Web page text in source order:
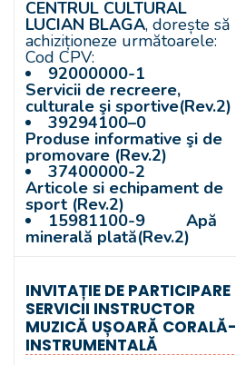
CENTRUL CULTURAL
LUCIAN BLAGA, dorește să
achiziționeze următoarele:
Cod CPV:
92000000-1
Servicii de recreere,
culturale şi sportive(Rev.2)
39294100–0
Produse informative şi de
promovare (Rev.2)
37400000-2
Articole si echipament de
sport (Rev.2)
15981100-9 Apă
minerală plată(Rev.2)
INVITAȚIE DE PARTICIPARE
SERVICII INSTRUCTOR
MUZICĂ UȘOARĂ CORALĂ-
INSTRUMENTALĂ